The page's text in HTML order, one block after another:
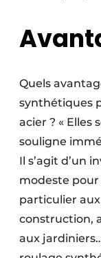
Quels
synthétiques
acier ? « Elles
souligne
Il s’agit d’un
modeste pour
particulier
construction,
aux